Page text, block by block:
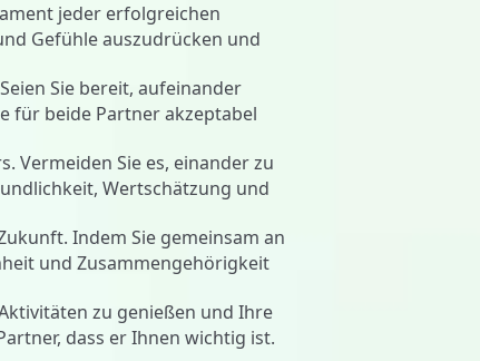
jeder erfolgreichen
Gefühle auszudrücken und
Sie bereit, aufeinander
für beide Partner akzeptabel
Vermeiden Sie es, einander zu
Wertschätzung und
Indem Sie gemeinsam an
und Zusammengehörigkeit
zu genießen und Ihre
dass er Ihnen wichtig ist.